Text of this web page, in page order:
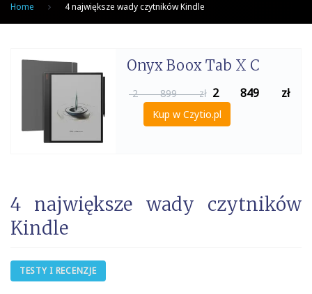
Home 4 największe wady czytników Kindle
Onyx Boox Tab X C
2 899 zł 2 849 zł
Kup w Czytio.pl
4 największe wady czytników
Kindle
TESTY I RECENZJE